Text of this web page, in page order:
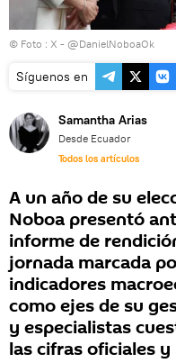
© Foto : X - @DanielNoboaOk
Síguenos en
Samantha Arias
Desde Ecuador
Todos los artículos
A un año de su
Noboa presentó
informe de
jornada marcada
indicadores
como ejes de su
y especialistas
las cifras oficiales